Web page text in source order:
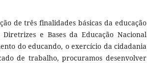
de três finalidades básicas da educação
e Bases da Educação Nacional
do educando, o exercício da cidadania
de trabalho, procuramos desenvolver